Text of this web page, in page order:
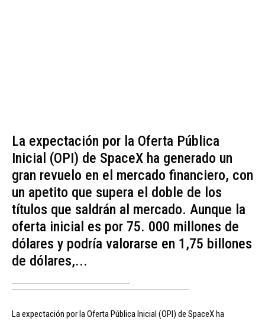
La expectación por la Oferta Pública
Inicial (OPI) de SpaceX ha generado un
gran revuelo en el mercado financiero, con
un apetito que supera el doble de los
títulos que saldrán al mercado. Aunque la
oferta inicial es por 75. 000 millones de
dólares y podría valorarse en 1,75 billones
de dólares,...
La expectación por la Oferta Pública Inicial (OPI) de SpaceX ha